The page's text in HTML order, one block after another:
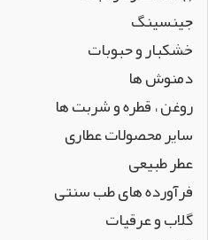
جینسینگ
خشکبار و حبوبات
دمنوش ها
روغن ، قطره و شربت ها
سایر محصولات عطاری
عطر طبیعی
فرآورده های طب سنتی
گلاب و عرقیات